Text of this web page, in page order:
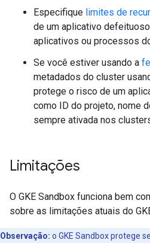
Especifique limites de
de um aplicativo
aplicativos ou processos
Se você estiver usando a
metadados do cluster
protege o risco de um
como ID do projeto, nome
sempre ativada nos
Limitações
O GKE Sandbox funciona bem
sobre as limitações atuais do
Observação: o GKE Sandbox protege